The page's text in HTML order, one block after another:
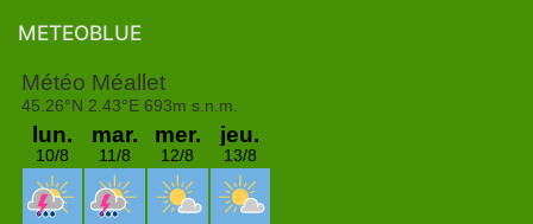
METEOBLUE